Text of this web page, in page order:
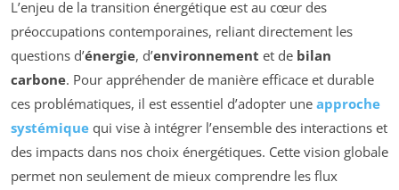
L’enjeu de la transition énergétique est au cœur des
préoccupations contemporaines, reliant directement les
questions d’énergie, d’environnement et de bilan
carbone. Pour appréhender de manière efficace et durable
ces problématiques, il est essentiel d’adopter une approche
systémique qui vise à intégrer l’ensemble des interactions et
des impacts dans nos choix énergétiques. Cette vision globale
permet non seulement de mieux comprendre les flux